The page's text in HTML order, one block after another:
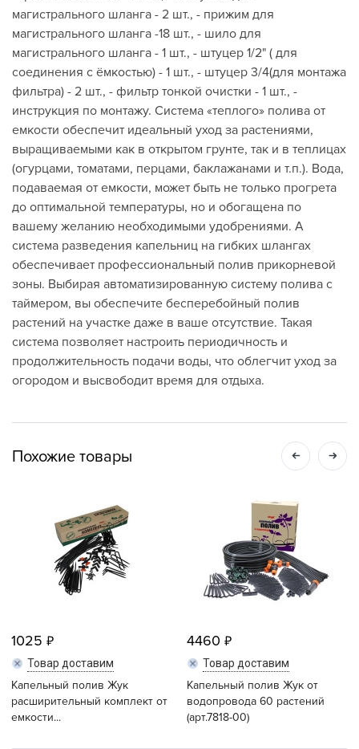
магистрального шланга - 2 шт., - прижим для
магистрального шланга -18 шт., - шило для
магистрального шланга - 1 шт., - штуцер 1/2" ( для
соединения с ёмкостью) - 1 шт., - штуцер 3/4(для монтажа
фильтра) - 2 шт., - фильтр тонкой очистки - 1 шт., -
инструкция по монтажу. Система «теплого» полива от
емкости обеспечит идеальный уход за растениями,
выращиваемыми как в открытом грунте, так и в теплицах
(огурцами, томатами, перцами, баклажанами и т.п.). Вода,
подаваемая от емкости, может быть не только прогрета
до оптимальной температуры, но и обогащена по
вашему желанию необходимыми удобрениями. А
система разведения капельниц на гибких шлангах
обеспечивает профессиональный полив прикорневой
зоны. Выбирая автоматизированную систему полива с
таймером, вы обеспечите бесперебойный полив
растений на участке даже в ваше отсутствие. Такая
система позволяет настроить периодичность и
продолжительность подачи воды, что облегчит уход за
огородом и высвободит время для отдыха.
Похожие товары
1025
Товар доставим
Капельный полив Жук
расширительный комплект от
емкости...
4460
Товар доставим
Капельный полив Жук от
водопровода 60 растений
(арт.7818-00)